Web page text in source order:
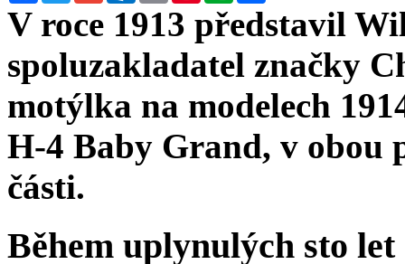
V roce 1913 představil
spoluzakladatel značky
motýlka na modelech
H-4 Baby Grand, v obou
části.
Během uplynulých sto